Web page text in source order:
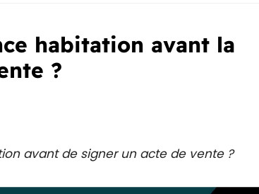
habitation avant la
?
avant de signer un acte de vente ?